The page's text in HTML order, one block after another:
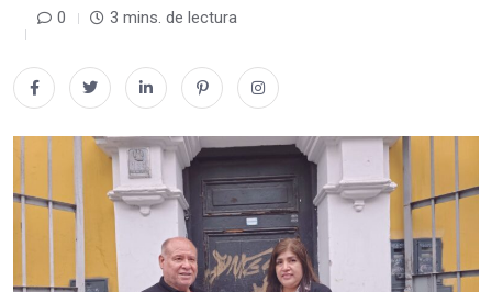
0 3 mins. de lectura